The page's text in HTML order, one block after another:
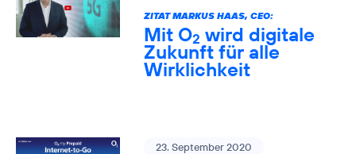
ZITAT MARKUS HAAS, CEO:
Mit O2 wird digitale
Zukunft für alle
Wirklichkeit
23. September 2020